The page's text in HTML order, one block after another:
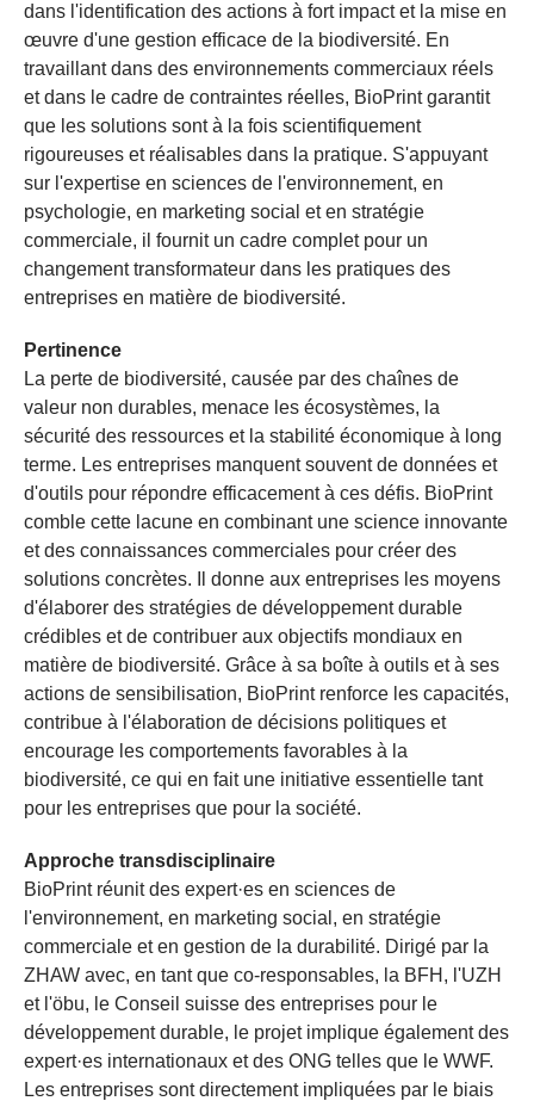
dans l'identification des actions à fort impact et la mise en
œuvre d'une gestion efficace de la biodiversité. En
travaillant dans des environnements commerciaux réels
et dans le cadre de contraintes réelles, BioPrint garantit
que les solutions sont à la fois scientifiquement
rigoureuses et réalisables dans la pratique. S'appuyant
sur l'expertise en sciences de l'environnement, en
psychologie, en marketing social et en stratégie
commerciale, il fournit un cadre complet pour un
changement transformateur dans les pratiques des
entreprises en matière de biodiversité.
Pertinence
La perte de biodiversité, causée par des chaînes de
valeur non durables, menace les écosystèmes, la
sécurité des ressources et la stabilité économique à long
terme. Les entreprises manquent souvent de données et
d'outils pour répondre efficacement à ces défis. BioPrint
comble cette lacune en combinant une science innovante
et des connaissances commerciales pour créer des
solutions concrètes. Il donne aux entreprises les moyens
d'élaborer des stratégies de développement durable
crédibles et de contribuer aux objectifs mondiaux en
matière de biodiversité. Grâce à sa boîte à outils et à ses
actions de sensibilisation, BioPrint renforce les capacités,
contribue à l'élaboration de décisions politiques et
encourage les comportements favorables à la
biodiversité, ce qui en fait une initiative essentielle tant
pour les entreprises que pour la société.
Approche transdisciplinaire
BioPrint réunit des expert·es en sciences de
l'environnement, en marketing social, en stratégie
commerciale et en gestion de la durabilité. Dirigé par la
ZHAW avec, en tant que co-responsables, la BFH, l'UZH
et l'öbu, le Conseil suisse des entreprises pour le
développement durable, le projet implique également des
expert·es internationaux et des ONG telles que le WWF.
Les entreprises sont directement impliquées par le biais